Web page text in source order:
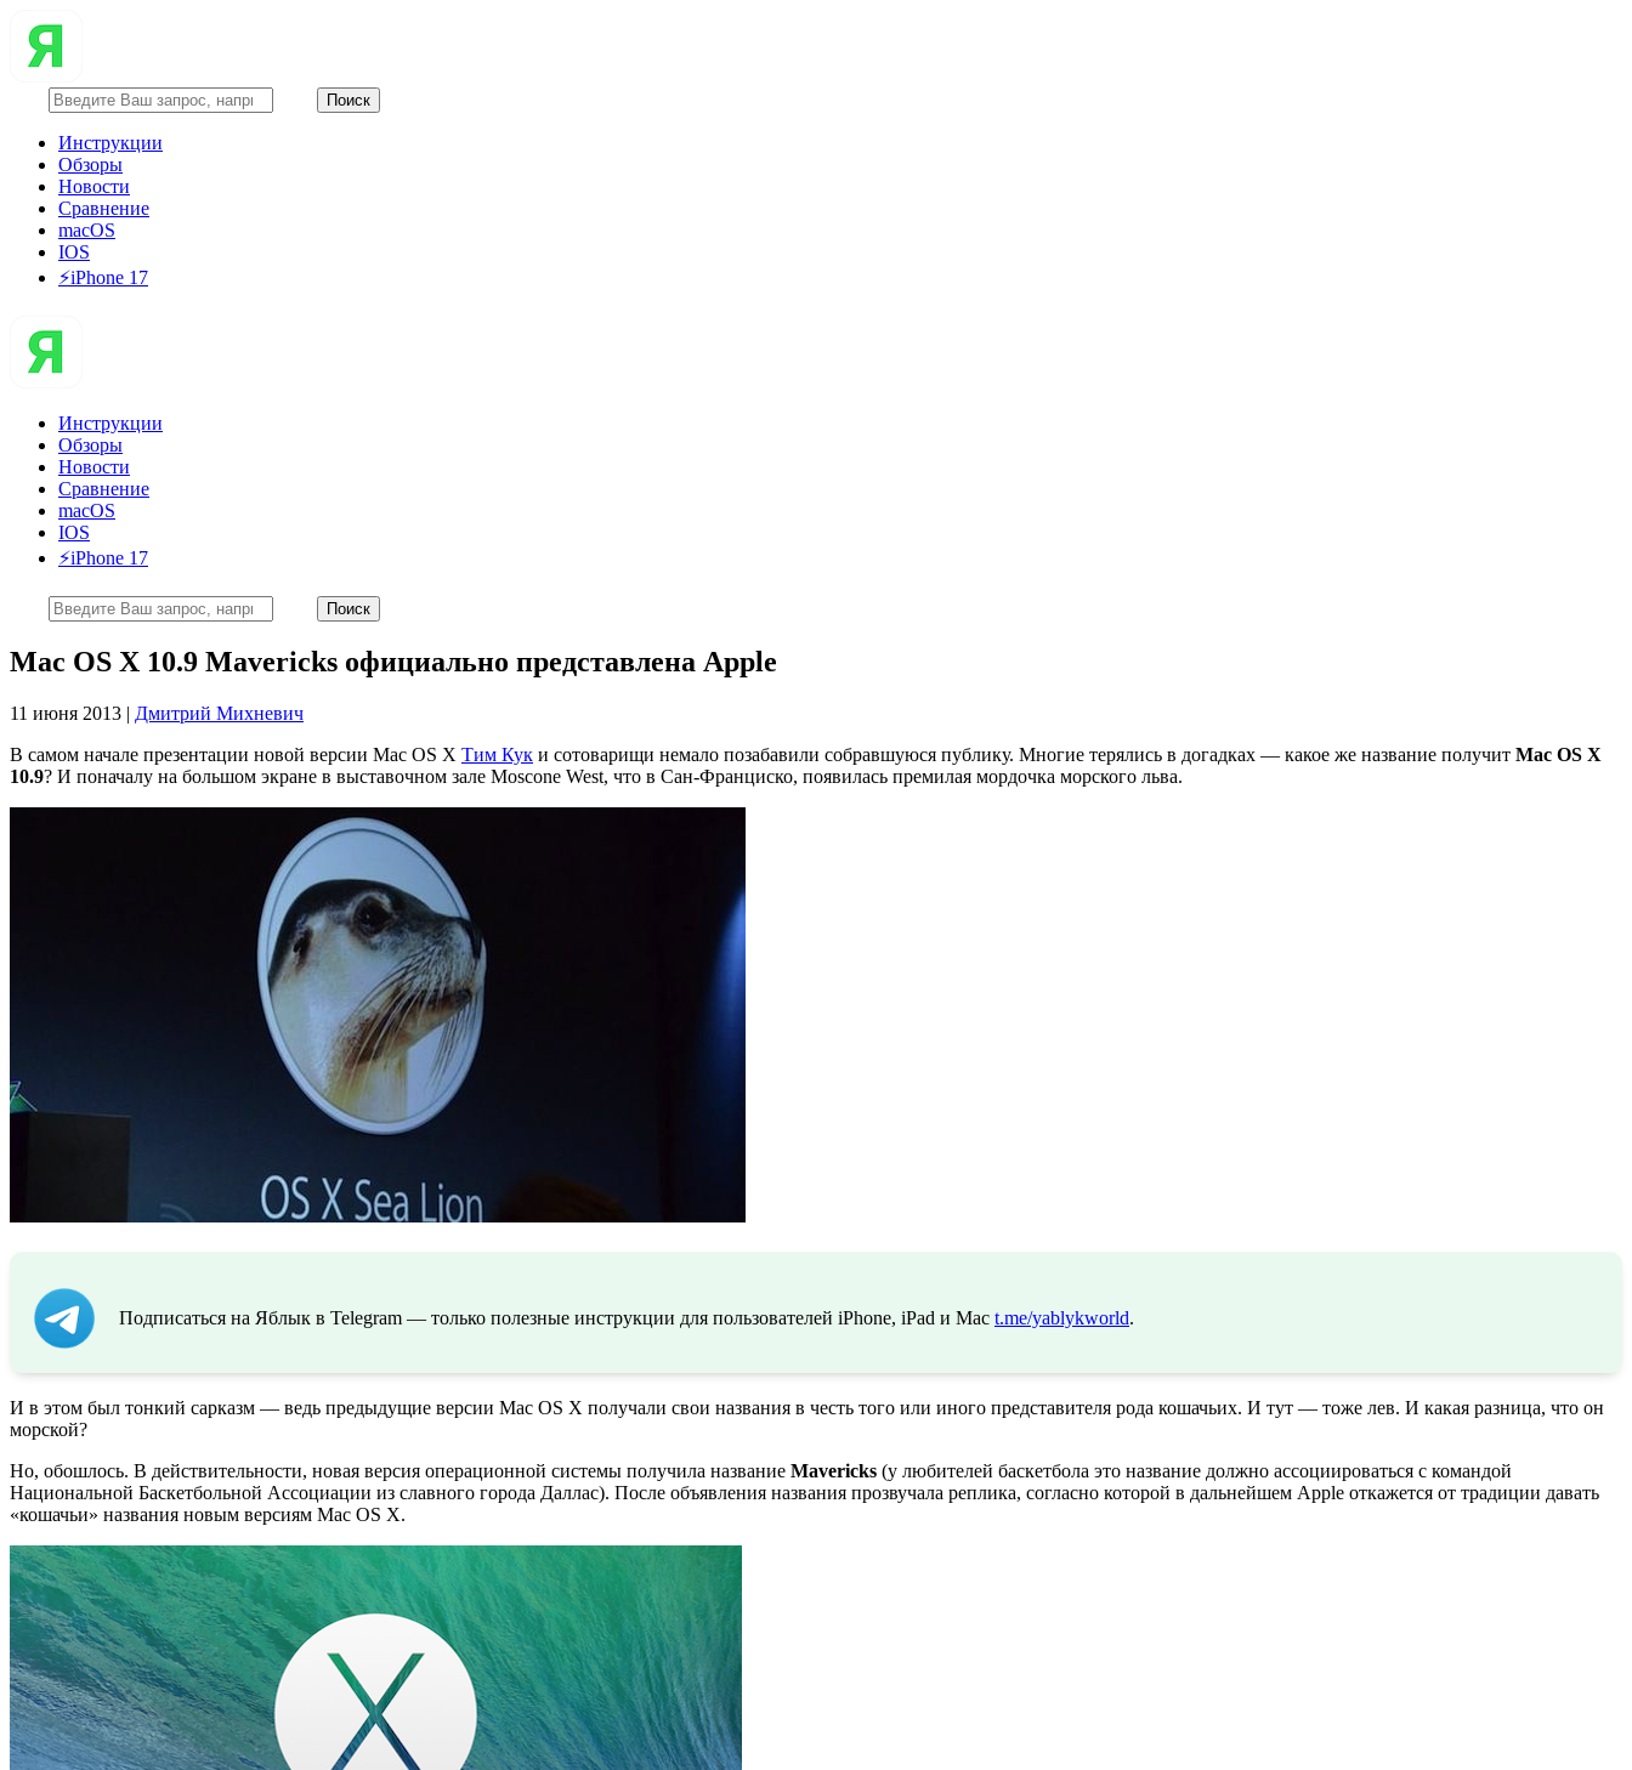
Инструкции
Обзоры
Новости
Сравнение
macOS
IOS
⚡️iPhone 17
Инструкции
Обзоры
Новости
Сравнение
macOS
IOS
⚡️iPhone 17
Mac OS X 10.9 Mavericks официально представлена Apple
11 июня 2013 | Дмитрий Михневич
В самом начале презентации новой версии Mac OS X Тим Кук и сотоварищи немало позабавили собравшуюся публику. Многие терялись в догадках — какое же название получит Mac OS X
10.9? И поначалу на большом экране в выставочном зале Moscone West, что в Сан-Франциско, появилась премилая мордочка морского льва.
Подписаться на Яблык в Telegram — только полезные инструкции для пользователей iPhone, iPad и Mac t.me/yablykworld.
И в этом был тонкий сарказм — ведь предыдущие версии Mac OS X получали свои названия в честь того или иного представителя рода кошачьих. И тут — тоже лев. И какая разница, что он
морской?
Но, обошлось. В действительности, новая версия операционной системы получила название Mavericks (у любителей баскетбола это название должно ассоциироваться с командой
Национальной Баскетбольной Ассоциации из славного города Даллас). После объявления названия прозвучала реплика, согласно которой в дальнейшем Apple откажется от традиции давать
«кошачьи» названия новым версиям Mac OS X.